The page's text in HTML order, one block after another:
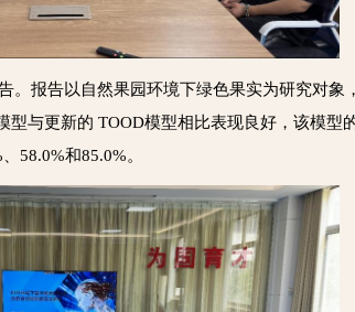
。报告以自然果园环境下绿色果实为研究对
与更新的 TOOD模型相比表现良好，该模型
58.0%和85.0%。